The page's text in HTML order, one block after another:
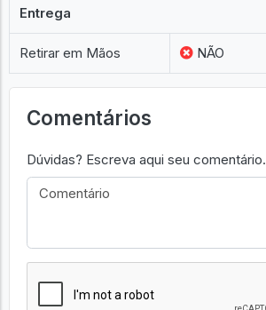
Entrega
Retirar em Mãos NÃO
Comentários
Dúvidas? Escreva aqui seu comentário.